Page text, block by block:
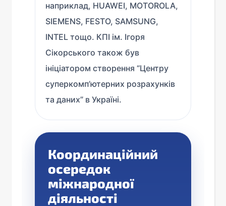
наприклад, HUAWEI, MOTOROLA,
SIEMENS, FESTO, SAMSUNG,
INTEL тощо. КПІ ім. Ігоря
Сікорського також був
ініціатором створення “Центру
суперкомп’ютерних розрахунків
та даних” в Україні.
Координаційний
осередок
міжнародної
діяльності